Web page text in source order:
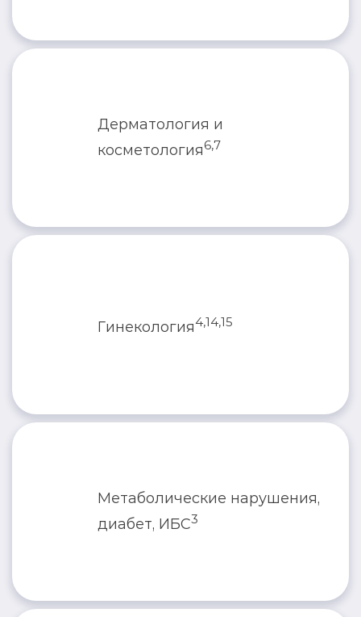
Дерматология и
косметология6,7
Гинекология4,14,15
Метаболические нарушения,
диабет, ИБС3